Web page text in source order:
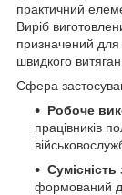
практичний
Виріб
призначений для
швидкого
Сфера
Робоче
працівників
формований